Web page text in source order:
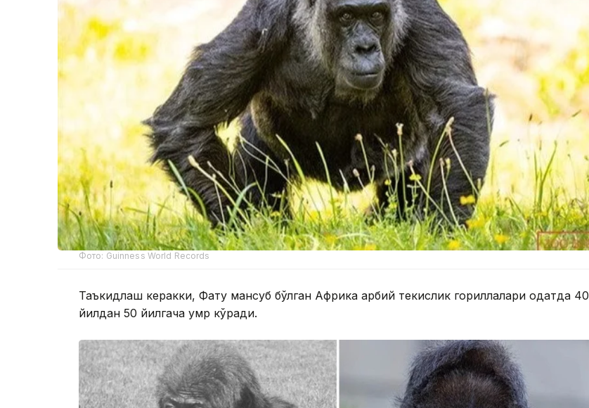
Фото: Guinness World Records
Таъкидлаш керакки, Фату мансуб бўлган Африка ғарбий текислик гориллалари одатда 40
йилдан 50 йилгача умр кўради.